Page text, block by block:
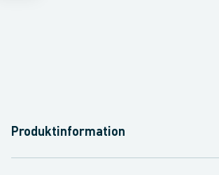
Produktinformation